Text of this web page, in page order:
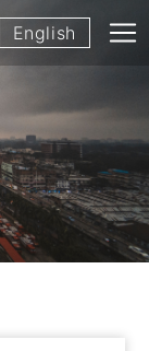
English